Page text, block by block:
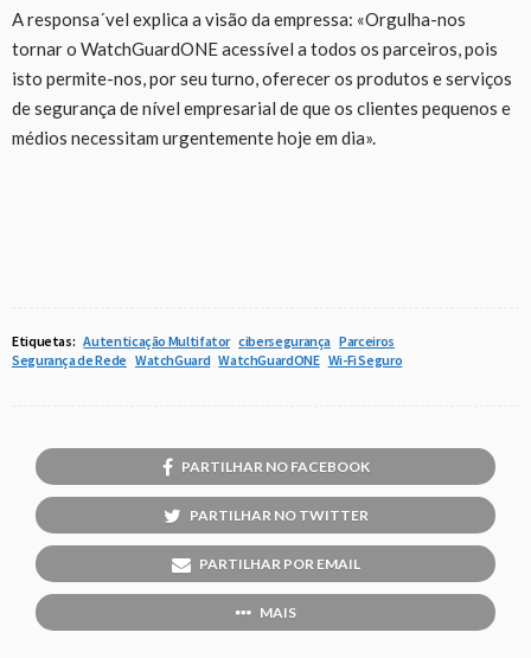
A responsa´vel explica a visão da empressa: «Orgulha-nos
tornar o WatchGuardONE acessível a todos os parceiros, pois
isto permite-nos, por seu turno, oferecer os produtos e serviços
de segurança de nível empresarial de que os clientes pequenos e
médios necessitam urgentemente hoje em dia».
Etiquetas: Autenticação Multifator cibersegurança Parceiros
Segurança de Rede WatchGuard WatchGuardONE Wi-Fi Seguro
PARTILHAR NO FACEBOOK
PARTILHAR NO TWITTER
PARTILHAR POR EMAIL
MAIS